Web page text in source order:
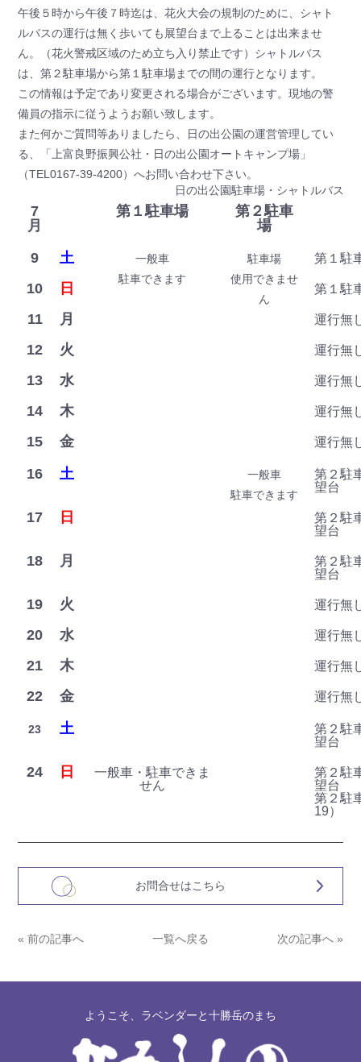
午後５時から午後７時迄は、花火大会の規制のために、シャト
ルバスの運行は無く歩いても展望台まで上ることは出来ませ
ん。（花火警戒区域のため立ち入り禁止です）シャトルバス
は、第２駐車場から第１駐車場までの間の運行となります。
この情報は予定であり変更される場合がございます。現地の警
備員の指示に従うようお願い致します。
また何かご質問等ありましたら、日の出公園の運営管理してい
る、「上富良野振興公社・日の出公園オートキャンプ場」
（TEL0167-39-4200）へお問い合わせ下さい。
日の出公園駐車場・シャトルバス
7
月
第１駐車場
第２駐車
場
9 土
一般車
駐車できます
駐車場
使用できませ
ん
第１駐
10 日 第１駐
11 月 運行無
12 火 運行無
13 水 運行無
14 木 運行無
15 金 運行無
16 土
一般車
駐車できます
第２駐
望台
17 日
第２駐
望台
18 月
第２駐
望台
19 火 運行無
20 水 運行無
21 木 運行無
22 金 運行無
23 土
第２駐
望台
24 日
一般車・駐車できま
せん
第２駐
望台
第２駐
19）
お問合せはこちら
« 前の記事へ 一覧へ戻る 次の記事へ »
ようこそ、ラベンダーと十勝岳のまち